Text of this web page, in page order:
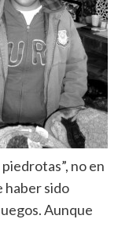
no en
haber sido
Aunque